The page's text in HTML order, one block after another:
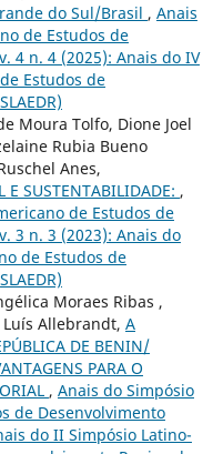
do Sul/Brasil , Anais
de Estudos de
4 n. 4 (2025): Anais do IV
Estudos de
Moura Tolfo, Dione Joel
Rubia Bueno
Anes,
E SUSTENTABILIDADE: ,
de Estudos de
3 n. 3 (2023): Anais do
de Estudos de
Moraes Ribas ,
Allebrandt, A
DE BENIN/
PARA O
, Anais do Simpósio
de Desenvolvimento
do II Simpósio Latino-